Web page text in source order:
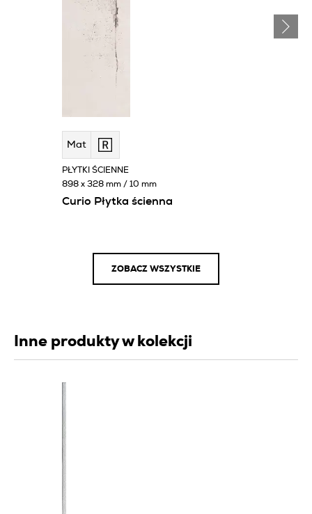
Mat
Curio Płytka ścienna
PŁYTKI ŚCIENNE
898 x 328 mm / 10 mm
ZOBACZ WSZYSTKIE
Inne produkty w kolekcji